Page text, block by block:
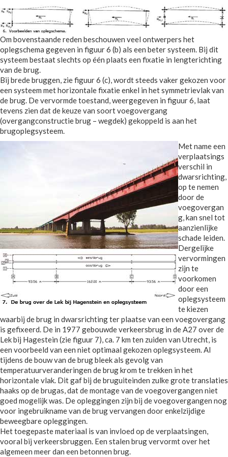
Om bovenstaande reden beschouwen veel ontwerpers het
oplegschema gegeven in figuur 6 (b) als een beter systeem. Bij dit
systeem bestaat slechts op één plaats een fixatie in lengterichting
van de brug.
Bij brede bruggen, zie figuur 6 (c), wordt steeds vaker gekozen voor
een systeem met horizontale fixatie enkel in het symmetrievlak van
de brug. De vervormde toestand, weergegeven in figuur 6, laat
tevens zien dat de keuze van soort voegovergang
(overgangconstructie brug – wegdek) gekoppeld is aan het
brugoplegsysteem.
Met name een
verplaatsings
verschil in
dwarsrichting,
op te nemen
door de
voegovergan
g, kan snel tot
aanzienlijke
schade leiden.
Dergelijke
vervormingen
zijn te
voorkomen
door een
oplegsysteem
te kiezen
waarbij de brug in dwarsrichting ter plaatse van een voegovergang
is gefixeerd. De in 1977 gebouwde verkeersbrug in de A27 over de
Lek bij Hagestein (zie figuur 7), ca. 7 km ten zuiden van Utrecht, is
een voorbeeld van een niet optimaal gekozen oplegsysteem. Al
tijdens de bouw van de brug bleek als gevolg van
temperatuurveranderingen de brug krom te trekken in het
horizontale vlak. Dit gaf bij de bruguiteinden zulke grote translaties
haaks op de brugas, dat de montage van de voegovergangen niet
goed mogelijk was. De opleggingen zijn bij de voegovergangen nog
voor ingebruikname van de brug vervangen door enkelzijdige
beweegbare opleggingen.
Het toegepaste materiaal is van invloed op de verplaatsingen,
vooral bij verkeersbruggen. Een stalen brug vervormt over het
algemeen meer dan een betonnen brug.